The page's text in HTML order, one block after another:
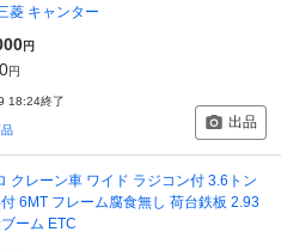
菱 キャンター
円
円
18:24終了
出品
クレーン車 ワイド ラジコン付 3.6トン
6MT フレーム腐食無し 荷台鉄板 2.93
ーム ETC